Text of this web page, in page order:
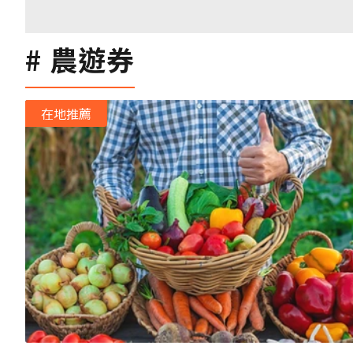
農遊券
在地推薦